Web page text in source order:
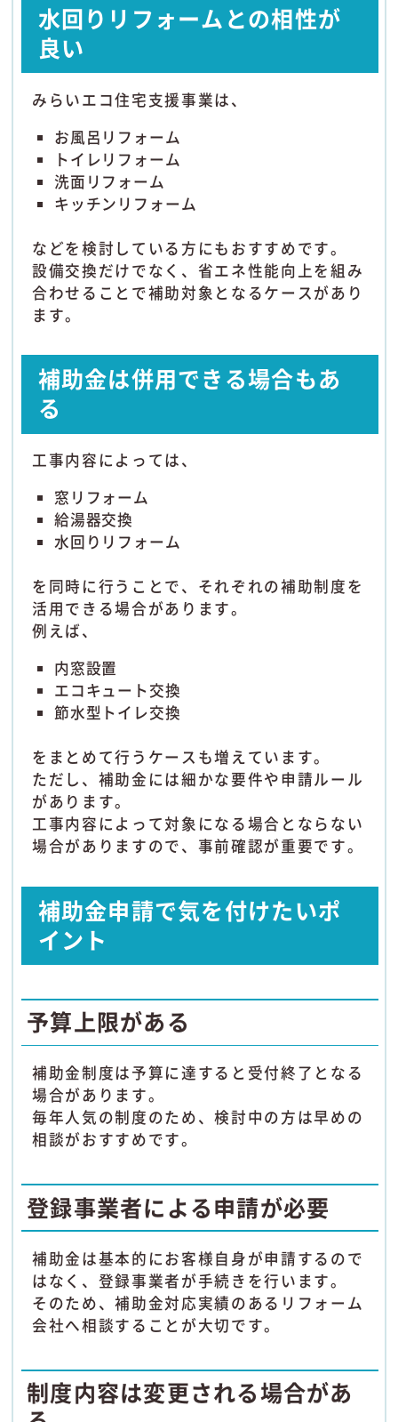
水回りリフォームとの相性が
良い
みらいエコ住宅支援事業は、
お風呂リフォーム
トイレリフォーム
洗面リフォーム
キッチンリフォーム
などを検討している方にもおすすめです。
設備交換だけでなく、省エネ性能向上を組み
合わせることで補助対象となるケースがあり
ます。
補助金は併用できる場合もあ
る
工事内容によっては、
窓リフォーム
給湯器交換
水回りリフォーム
を同時に行うことで、それぞれの補助制度を
活用できる場合があります。
例えば、
内窓設置
エコキュート交換
節水型トイレ交換
をまとめて行うケースも増えています。
ただし、補助金には細かな要件や申請ルール
があります。
工事内容によって対象になる場合とならない
場合がありますので、事前確認が重要です。
補助金申請で気を付けたいポ
イント
予算上限がある
補助金制度は予算に達すると受付終了となる
場合があります。
毎年人気の制度のため、検討中の方は早めの
相談がおすすめです。
登録事業者による申請が必要
補助金は基本的にお客様自身が申請するので
はなく、登録事業者が手続きを行います。
そのため、補助金対応実績のあるリフォーム
会社へ相談することが大切です。
制度内容は変更される場合があ